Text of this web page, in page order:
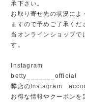
承下さい。
お取り寄せ先の状況によ
ますので予めご了承くだ
当オンラインショップで
す。
Instagram
betty_______official
弊店のInstagram
お得な情報やクーポンを